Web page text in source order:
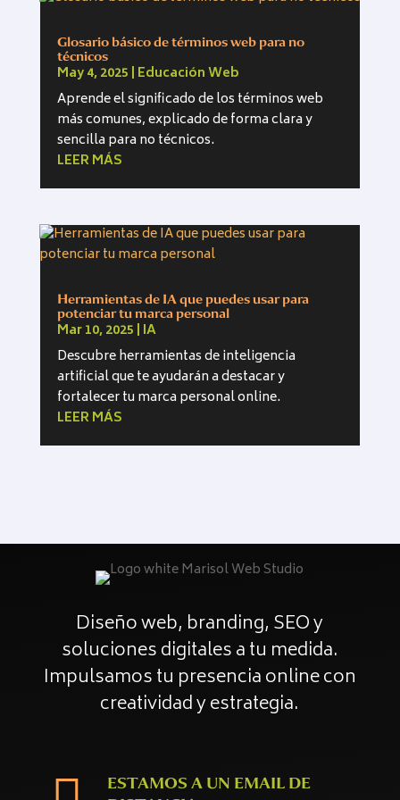
Glosario básico de términos web para no
técnicos
May 4, 2025 | Educación Web
Aprende el significado de los términos web
más comunes, explicado de forma clara y
sencilla para no técnicos.
LEER MÁS
Herramientas de IA que puedes usar para
potenciar tu marca personal
Mar 10, 2025 | IA
Descubre herramientas de inteligencia
artificial que te ayudarán a destacar y
fortalecer tu marca personal online.
LEER MÁS
Diseño web, branding, SEO y
soluciones digitales a tu medida.
Impulsamos tu presencia online con
creatividad y estrategia.
ESTAMOS A UN EMAIL DE